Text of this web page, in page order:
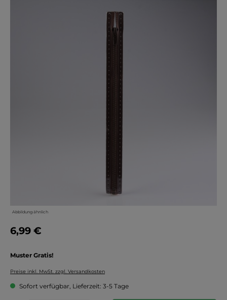
Abbildung ähnlich
6,99 €
Muster Gratis!
Preise inkl. MwSt. zzgl. Versandkosten
Sofort verfügbar, Lieferzeit: 3-5 Tage